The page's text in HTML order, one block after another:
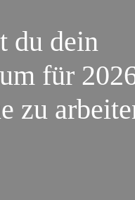
du dein
für
zu